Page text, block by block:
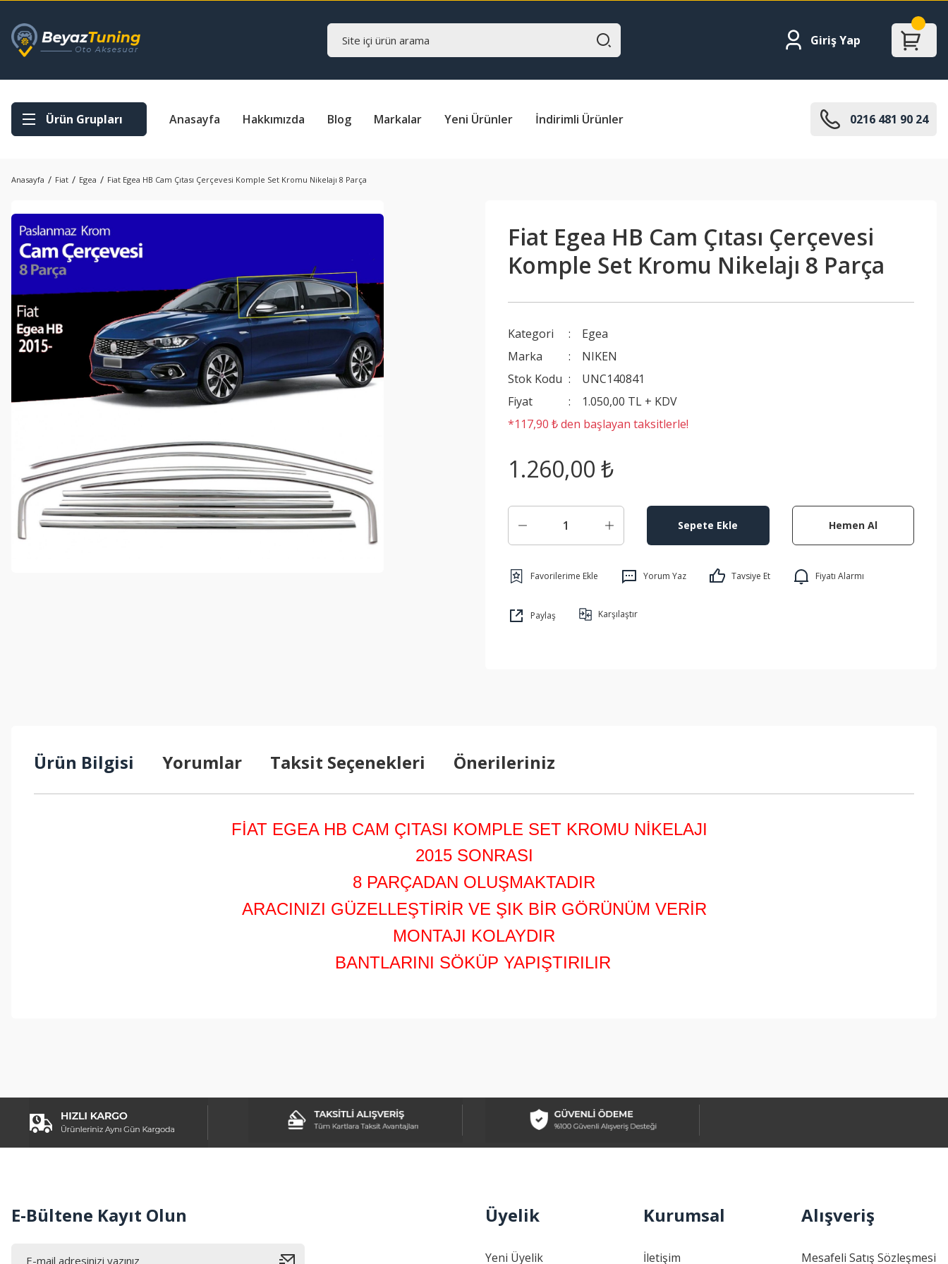
Giriş Yap
Ürün Grupları Anasayfa Hakkımızda Blog Markalar Yeni Ürünler İndirimli Ürünler 0216 481 90 24
Anasayfa Fiat Egea Fiat Egea HB Cam Çıtası Çerçevesi Komple Set Kromu Nikelajı 8 Parça
Fiat Egea HB Cam Çıtası Çerçevesi
Komple Set Kromu Nikelajı 8 Parça
Kategori
Egea
Marka
NIKEN
Stok Kodu
UNC140841
Fiyat
1.050,00 TL + KDV
*117,90 ₺ den başlayan taksitlerle!
1.260,00 ₺
Sepete Ekle Hemen Al
Yorum Yaz Tavsiye Et Fiyatı Alarmı
Paylaş Karşılaştır
Ürün Bilgisi Yorumlar Taksit Seçenekleri Önerileriniz
FİAT EGEA HB CAM ÇITASI KOMPLE SET KROMU NİKELAJI
2015 SONRASI
8 PARÇADAN OLUŞMAKTADIR
ARACINIZI GÜZELLEŞTİRİR VE ŞIK BİR GÖRÜNÜM VERİR
MONTAJI KOLAYDIR
BANTLARINI SÖKÜP YAPIŞTIRILIR
Ürün fiyatı diğer sitelerden daha pahalı.
Bu ürüne benzer farklı alternatifler olmalı.
E-Bültene Kayıt Olun Üyelik
Yeni Üyelik
Kurumsal
İletişim
Alışveriş
Mesafeli Satış Sözleşmesi